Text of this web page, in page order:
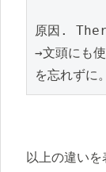
原因.
→文頭にも
を忘れずに。
以上の違いを